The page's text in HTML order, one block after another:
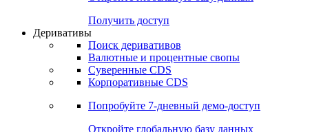
Попробуйте7-дневный
Откройте глобальную базу данных
Получить доступ
Деривативы
Поиск деривативов
Валютные и процентные свопы
Суверенные CDS
Корпоративные CDS